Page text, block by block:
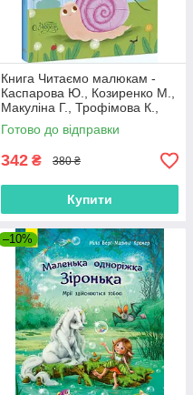
Книга Читаємо малюкам -
Каспарова Ю., Козиренко М.,
Макуліна Г., Трофімова К.,
Юліта Ран (9786170976888)
Готово до відправки
342 ₴ 380 ₴
Купити
–10%